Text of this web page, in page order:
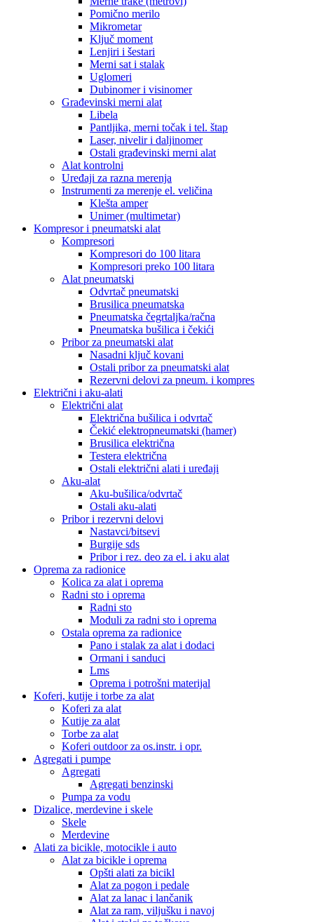
Pomično merilo
Mikrometar
Ključ moment
Lenjiri i šestari
Merni sat i stalak
Uglomeri
Dubinomer i visinomer
Građevinski merni alat
Libela
Pantljika, merni točak i tel. štap
Laser, nivelir i daljinomer
Ostali građevinski merni alat
Alat kontrolni
Uređaji za razna merenja
Instrumenti za merenje el. veličina
Klešta amper
Unimer (multimetar)
Kompresor i pneumatski alat
Kompresori
Kompresori do 100 litara
Kompresori preko 100 litara
Alat pneumatski
Odvrtač pneumatski
Brusilica pneumatska
Pneumatska čegrtaljka/račna
Pneumatska bušilica i čekići
Pribor za pneumatski alat
Nasadni ključ kovani
Ostali pribor za pneumatski alat
Rezervni delovi za pneum. i kompres
Električni i aku-alati
Električni alat
Električna bušilica i odvrtač
Čekić elektropneumatski (hamer)
Brusilica električna
Testera električna
Ostali električni alati i uređaji
Aku-alat
Aku-bušilica/odvrtač
Ostali aku-alati
Pribor i rezervni delovi
Nastavci/bitsevi
Burgije sds
Pribor i rez. deo za el. i aku alat
Oprema za radionice
Kolica za alat i oprema
Radni sto i oprema
Radni sto
Moduli za radni sto i oprema
Ostala oprema za radionice
Pano i stalak za alat i dodaci
Ormani i sanduci
Lms
Oprema i potrošni materijal
Koferi, kutije i torbe za alat
Koferi za alat
Kutije za alat
Torbe za alat
Koferi outdoor za os.instr. i opr.
Agregati i pumpe
Agregati
Agregati benzinski
Pumpa za vodu
Dizalice, merdevine i skele
Skele
Merdevine
Alati za bicikle, motocikle i auto
Alat za bicikle i oprema
Opšti alati za bicikl
Alat za pogon i pedale
Alat za lanac i lančanik
Alat za ram, viljušku i navoj